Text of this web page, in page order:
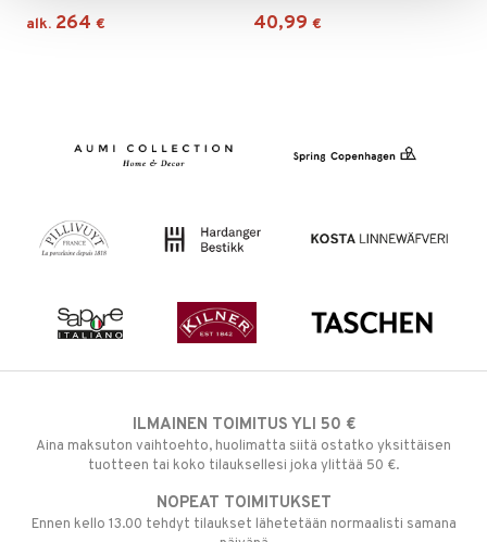
alk. 264 € 40,99 €
ILMAINEN TOIMITUS YLI 50 €
Aina maksuton vaihtoehto, huolimatta siitä ostatko yksittäisen
tuotteen tai koko tilauksellesi joka ylittää 50 €.
NOPEAT TOIMITUKSET
Ennen kello 13.00 tehdyt tilaukset lähetetään normaalisti samana